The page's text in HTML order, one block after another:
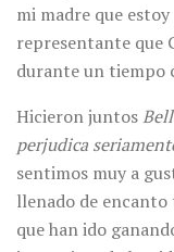
mi madre que
representante que
durante un tiempo
Hicieron juntos
perjudica
sentimos muy a
llenado de encanto
que han ido